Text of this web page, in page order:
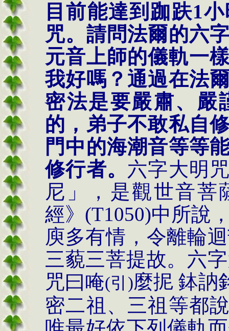
目前能達到跏趺1小
咒。請問法爾的六
元音上師的儀軌一
我好嗎？通過在法
密法是要嚴肅、嚴
的，弟子不敢私自
門中的海潮音等等
修行者。 六字大明
尼」，是觀世音菩
經》 (T1050)中所說
庾多有情，令離輪
三藐三菩提故。 六
咒曰唵(引 )麼抳 鉢訥
密二祖、三祖等都